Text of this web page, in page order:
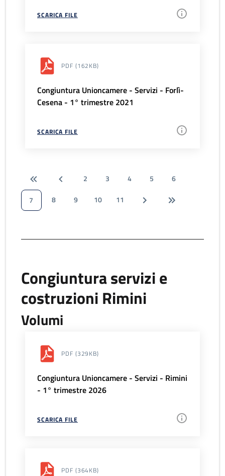
SCARICA FILE
PDF (162KB)
Congiuntura Unioncamere - Servizi - Forlì-
Cesena - 1° trimestre 2021
SCARICA FILE
2 3 4 5
6
7
8 9 10 11
Congiuntura servizi e
costruzioni Rimini
Volumi
PDF (329KB)
Congiuntura Unioncamere - Servizi - Rimini
- 1° trimestre 2026
SCARICA FILE
PDF (364KB)